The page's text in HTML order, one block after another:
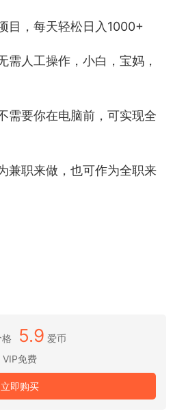
目，每天轻松日入1000+
需人工操作，小白，宝妈，
需要你在电脑前，可实现全
兼职来做，也可作为全职来
5.9 爱币
VIP免费
立即购买